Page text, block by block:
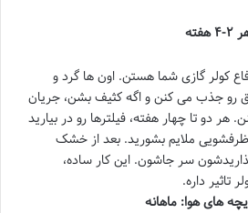
کولر گازی شما هستن. اون ها گرد و
رو جذب می کنن و اگه کثیف بشن، جریان
هر دو تا چهار هفته، فیلترها رو در بیارید
ملایم بشورید. بعد از خشک
سر جاشون. این کار ساده،
تاثیر داره.
های هوا: ماهانه